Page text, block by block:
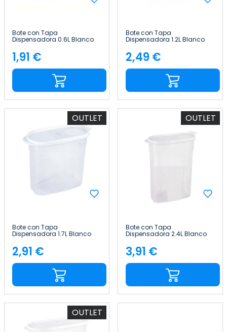
Bote con Tapa
Dispensadora 0.6L Blanco
20x9.5x6cm 7house
Precio
1,91 €
Bote con Tapa
Dispensadora 1.2L Blanco
20x9.5x12.5cm 7house
Precio
2,49 €
OUTLET
Bote con Tapa
Dispensadora 1.7L Blanco
20x9.5x17.5cm 7house
Precio
2,91 €
OUTLET
Bote con Tapa
Dispensadora 2.4L Blanco
24.5x9.5x17.5cm 7house
Precio
3,91 €
OUTLET